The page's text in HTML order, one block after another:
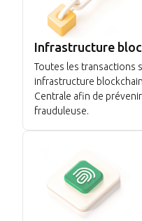
Infrastructure
Toutes les transactions
infrastructure
Centrale afin de
frauduleuse.